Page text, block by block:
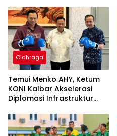
Olahraga
Temui Menko AHY, Ketum
KONI Kalbar Akselerasi
Diplomasi Infrastruktur